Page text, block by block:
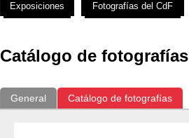
Catálogo de fotografías
General Catálogo de fotografías
Exposiciones Fotografías del CdF